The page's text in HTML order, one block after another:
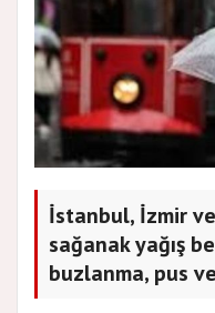
İstanbul, İzmir
sağanak yağış
buzlanma, pus